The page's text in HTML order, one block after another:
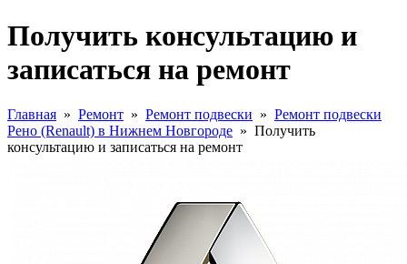
Получить консультацию и
записаться на ремонт
Главная » Ремонт » Ремонт подвески » Ремонт подвески
Рено (Renault) в Нижнем Новгороде » Получить
консультацию и записаться на ремонт